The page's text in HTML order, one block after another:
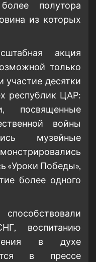
полутора
из которых
акция
только
участие десятки
республик ЦАР:
посвященные
войны
музейные
«Уроки Победы»,
более одного
воспитанию
в духе
в прессе